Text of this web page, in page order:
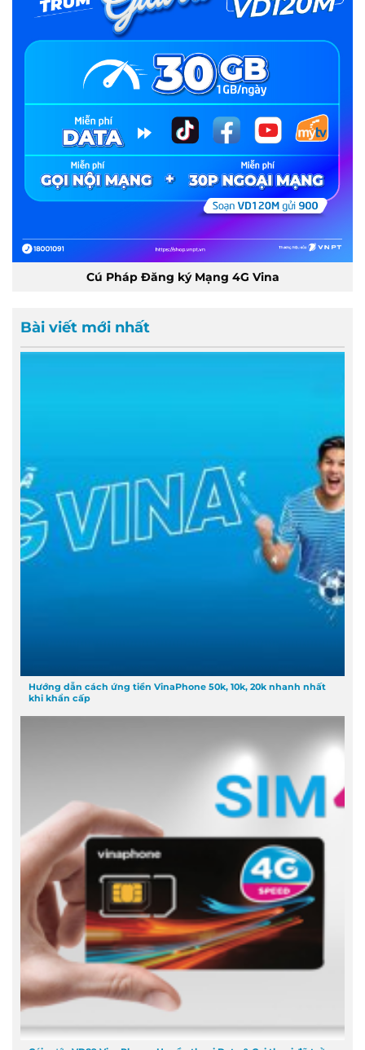
Cú Pháp Đăng ký Mạng 4G Vina
Bài viết mới nhất
Hướng dẫn cách ứng tiền VinaPhone 50k, 10k, 20k nhanh nhất
khi khẩn cấp